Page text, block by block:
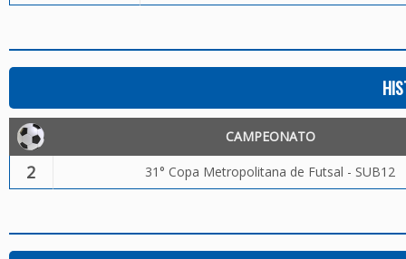
CAMPEONATO
2 31° Copa Metropolitana de Futsal - SUB12